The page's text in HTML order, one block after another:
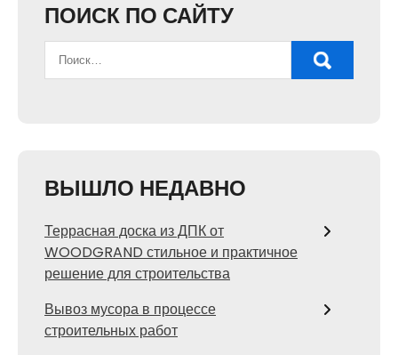
ПОИСК ПО САЙТУ
ВЫШЛО НЕДАВНО
Террасная доска из ДПК от
WOODGRAND стильное и практичное
решение для строительства
Вывоз мусора в процессе
строительных работ